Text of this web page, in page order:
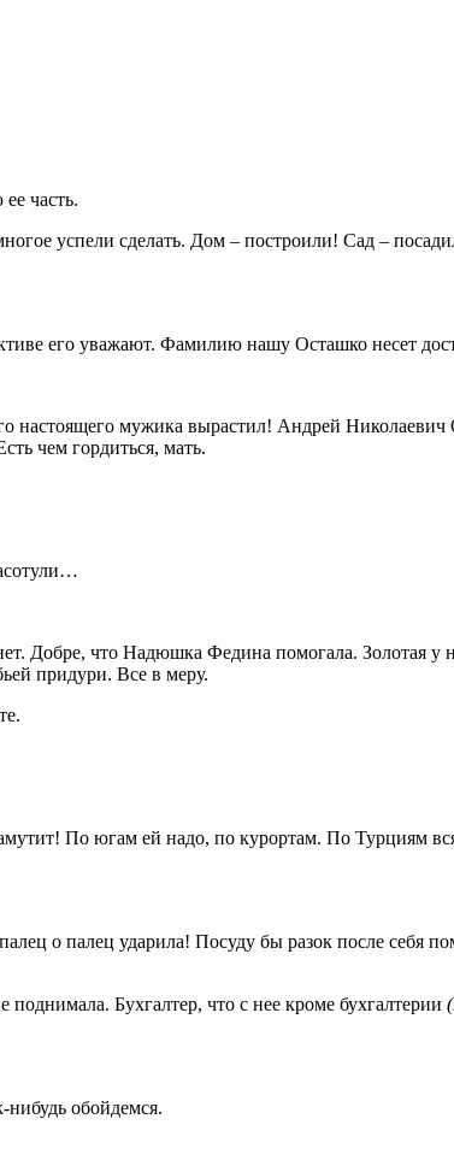
часть.
успели сделать. Дом – построили! Сад –
его уважают. Фамилию нашу Осташко несет
мужика вырастил! Андрей
чем гордиться, мать.
Добре, что Надюшка Федина помогала. Золотая у
придури. Все в меру.
По югам ей надо, по курортам. По Турциям
о палец ударила! Посуду бы разок после себя
Бухгалтер, что с нее кроме бухгалтерии
обойдемся.